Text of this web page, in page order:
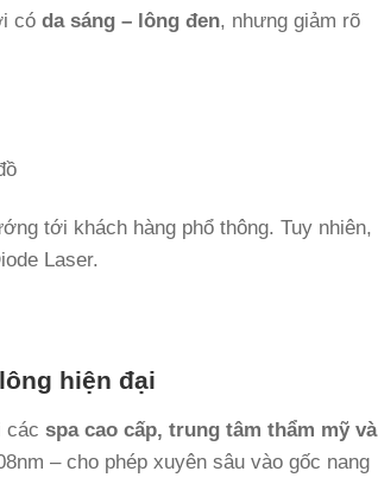
có da sáng – lông đen, nhưng giảm rõ
tới khách hàng phổ thông. Tuy nhiên,
Laser.
hiện đại
các spa cao cấp, trung tâm thẩm mỹ và
– cho phép xuyên sâu vào gốc nang